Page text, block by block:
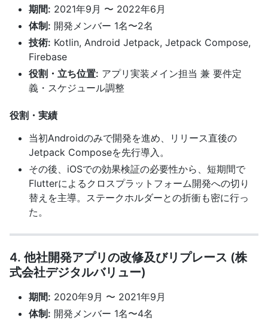
期間: 2021年9月 〜 2022年6月
体制: 開発メンバー 1名〜2名
技術: Kotlin, Android Jetpack, Jetpack Compose,
Firebase
役割・立ち位置: アプリ実装メイン担当 兼 要件定
義・スケジュール調整
役割・実績
当初Androidのみで開発を進め、リリース直後の
Jetpack Composeを先行導入。
その後、iOSでの効果検証の必要性から、短期間で
Flutterによるクロスプラットフォーム開発への切り
替えを主導。ステークホルダーとの折衝も密に行っ
た。
4. 他社開発アプリの改修及びリプレース (株
式会社デジタルバリュー)
期間: 2020年9月 〜 2021年9月
体制: 開発メンバー 1名〜4名